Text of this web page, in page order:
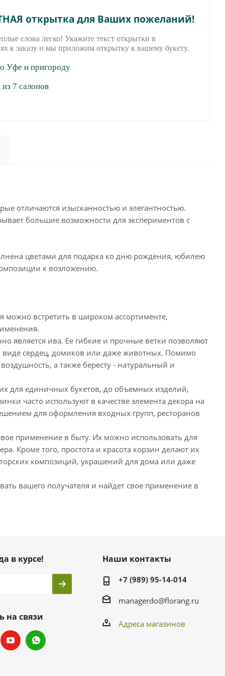
открытка для Ваших пожеланий!
слова легко! Укажите текст открытки в
к заказу и мы приложим открытку к вашему букету.
Уфе и пригороду
7 салонов
отличаются изысканностью и элегантностью.
большие возможности для экспериментов с
цветами для подарка ко дню рождения, юбилею
к возложению.
встретить в широком ассортименте,
является ива. Ее гибкие и прочные ветки позволяют
виде сердец, домиков или даже животных. Помимо
а также бересту - натуральный и
для единичных букетов, до объемных изделий,
часто используют в качестве элемента декора на
для оформления входных групп, ресторанов
применение в быту. Их можно использовать для
Кроме того, простота и красота корзин делают их
композиций, украшений для дома или даже
вашего получателя и найдет свое применение в
в курсе!
на связи
Наши контакты
+7 (989) 95-14-014
managerdo@florang.ru
Адреса магазинов